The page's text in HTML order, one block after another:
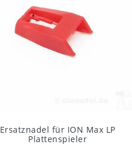
Ersatznadel für ION Max LP
Plattenspieler